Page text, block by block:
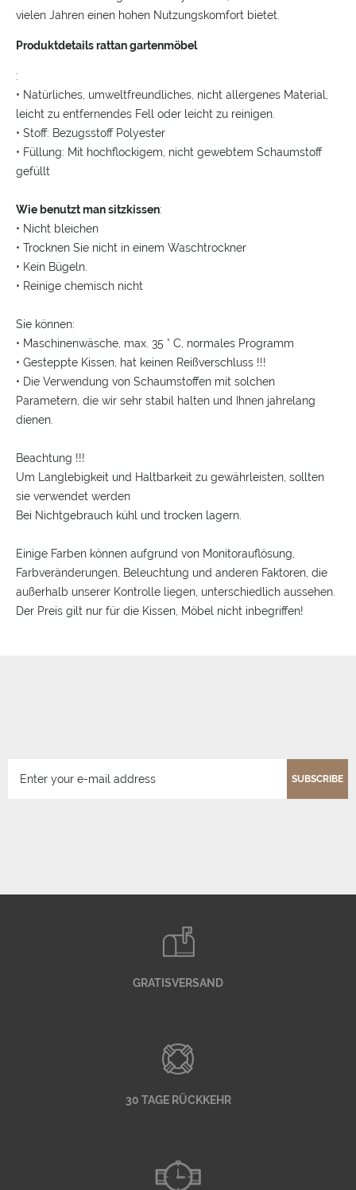
vielen Jahren einen hohen Nutzungskomfort bietet.
Produktdetails rattan gartenmöbel
:
• Natürliches, umweltfreundliches, nicht allergenes Material,
leicht zu entfernendes Fell oder leicht zu reinigen.
• Stoff: Bezugsstoff Polyester
• Füllung: Mit hochflockigem, nicht gewebtem Schaumstoff
gefüllt
Wie benutzt man sitzkissen:
• Nicht bleichen
• Trocknen Sie nicht in einem Waschtrockner
• Kein Bügeln.
• Reinige chemisch nicht
Sie können:
• Maschinenwäsche, max. 35 ° C, normales Programm
• Gesteppte Kissen, hat keinen Reißverschluss !!!
• Die Verwendung von Schaumstoffen mit solchen
Parametern, die wir sehr stabil halten und Ihnen jahrelang
dienen.
Beachtung !!!
Um Langlebigkeit und Haltbarkeit zu gewährleisten, sollten
sie verwendet werden
Bei Nichtgebrauch kühl und trocken lagern.
Einige Farben können aufgrund von Monitorauflösung,
Farbveränderungen, Beleuchtung und anderen Faktoren, die
außerhalb unserer Kontrolle liegen, unterschiedlich aussehen.
Der Preis gilt nur für die Kissen, Möbel nicht inbegriffen!
SUBSCRIBE
GRATISVERSAND
30 TAGE RÜCKKEHR